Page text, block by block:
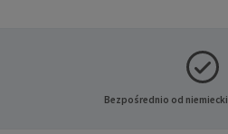
Bezpośrednio od